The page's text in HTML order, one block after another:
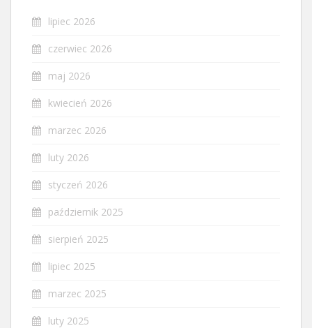
lipiec 2026
czerwiec 2026
maj 2026
kwiecień 2026
marzec 2026
luty 2026
styczeń 2026
październik 2025
sierpień 2025
lipiec 2025
marzec 2025
luty 2025